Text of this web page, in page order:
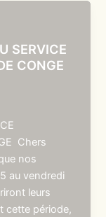
SERVICE
CONGE
Chers
nos
au vendredi
leurs
cette période,